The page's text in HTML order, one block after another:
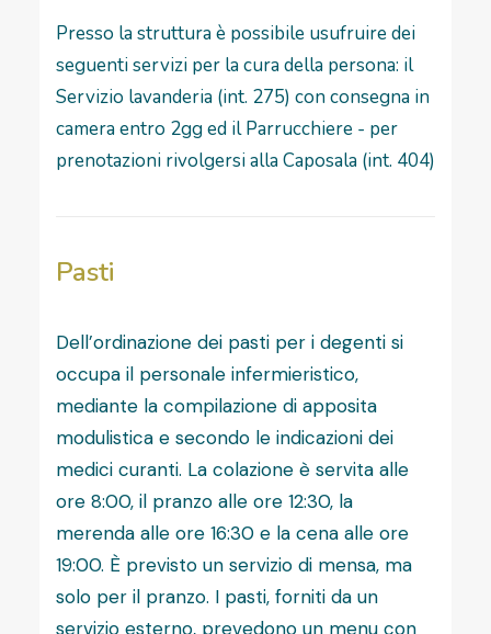
Presso la struttura è possibile usufruire dei
seguenti servizi per la cura della persona: il
Servizio lavanderia (int. 275) con consegna in
camera entro 2gg ed il Parrucchiere - per
prenotazioni rivolgersi alla Caposala (int. 404)
Pasti
Dell’ordinazione dei pasti per i degenti si
occupa il personale infermieristico,
mediante la compilazione di apposita
modulistica e secondo le indicazioni dei
medici curanti. La colazione è servita alle
ore 8:00, il pranzo alle ore 12:30, la
merenda alle ore 16:30 e la cena alle ore
19:00. È previsto un servizio di mensa, ma
solo per il pranzo. I pasti, forniti da un
servizio esterno, prevedono un menu con